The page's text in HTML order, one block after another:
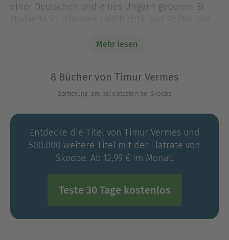
einer Deutschen und eines Ungarn geboren. Er
Ghostwriter. Er schrieb bis 2001 für die
für mehrere Magazine. Sein 2012 erschienener
Er ist wieder daist eines der
erfolgreichsten deutschen Debüts der letzten
Mal, wurde fürs Kino verfilmt und in Dutzende
Sprachen übersetzt. Timur Vermes' zweiter Roman
Die Hungrigen und die Satten stieg 2018 auf Platz
1 der Spiegel-Bestsellerliste ein.
Mehr lesen
8 Bücher von Timur Vermes
Sortierung: am beliebtesten bei Skoobe
Entdecke die Titel von Timur Vermes und
500.000 weitere Titel mit der Flatrate von
Skoobe. Ab 12,99 € im Monat.
Teste 30 Tage kostenlos